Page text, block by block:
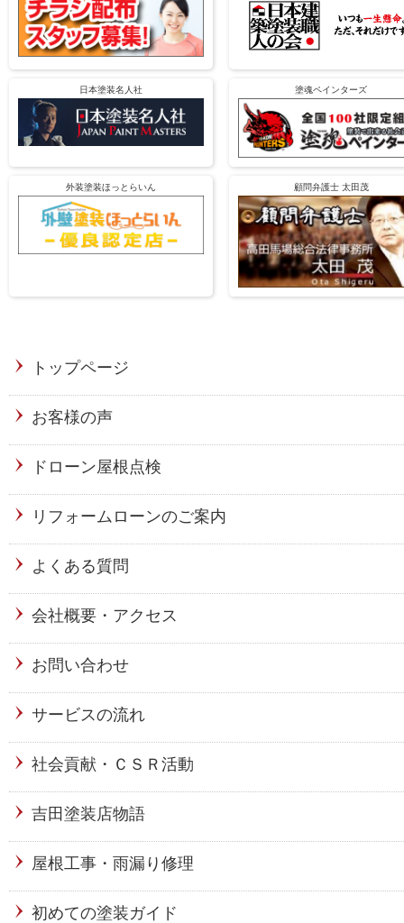
日本塗装名人社 塗魂ペインターズ
外装塗装ほっとらいん 顧問弁護士 太田茂
トップページ
お客様の声
ドローン屋根点検
リフォームローンのご案内
よくある質問
会社概要・アクセス
お問い合わせ
サービスの流れ
社会貢献・ＣＳＲ活動
吉田塗装店物語
屋根工事・雨漏り修理
初めての塗装ガイド